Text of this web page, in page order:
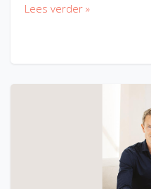
Lees verder »